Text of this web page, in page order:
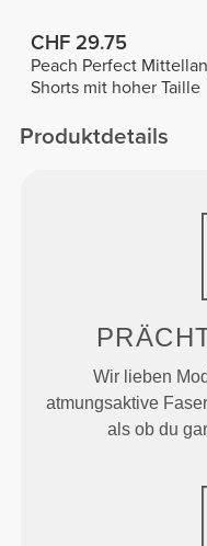
CHF 29.75
Peach Perfect
Shorts mit hoher Taille
Produktdetails
Wir lieben
atmungsaktive
als ob du